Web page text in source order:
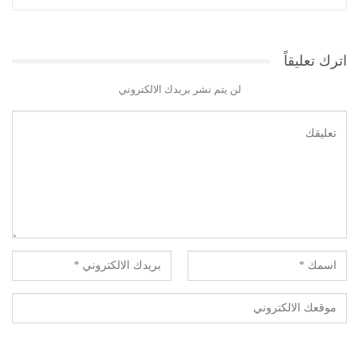
اترك تعليقاً
لن يتم نشر بريدك الالكتروني